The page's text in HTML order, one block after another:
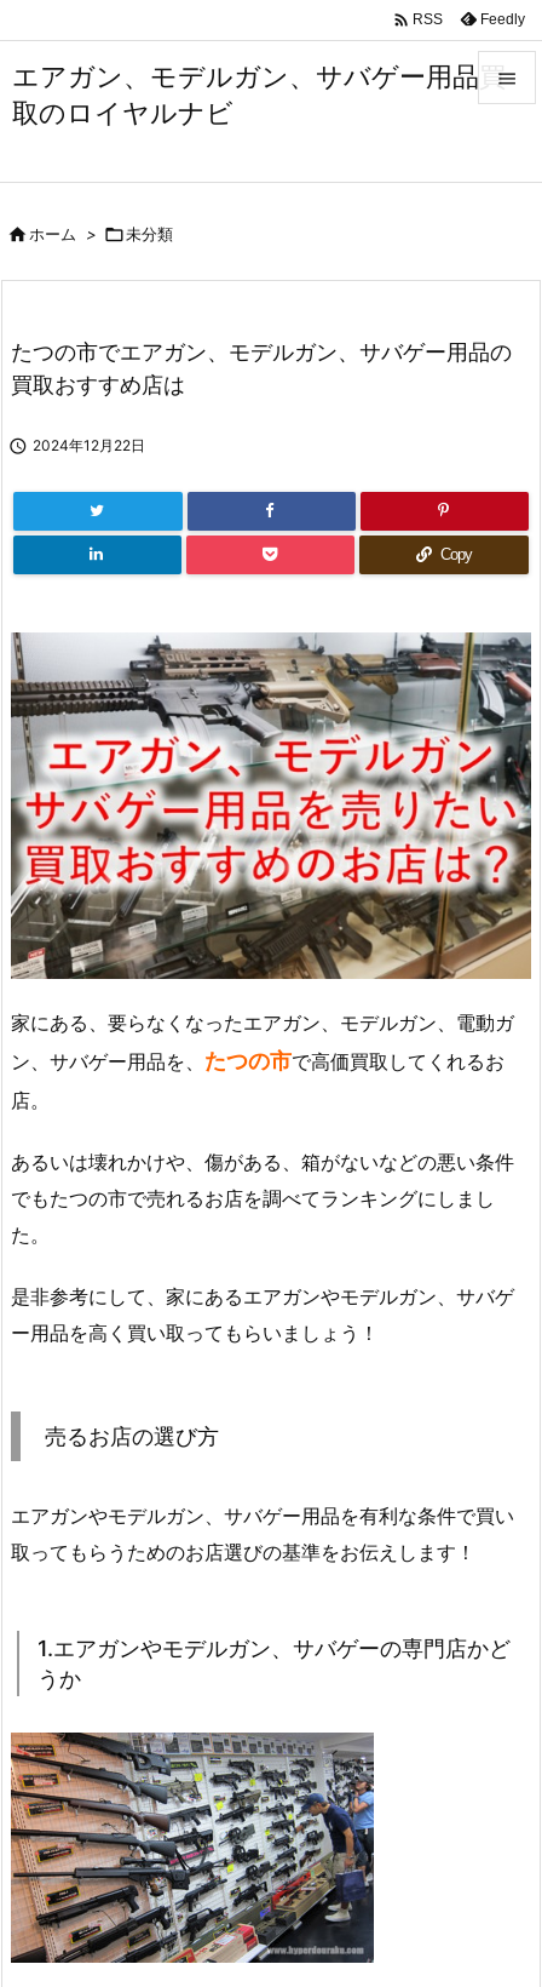
エアガン、モデルガン、サバゲー用品買
取のロイヤルナビ


前へ
 RSS Feedly
ホーム > 未分類
たつの市でエアガン、モデルガン、サバゲー用品の
買取おすすめ店は
 2024年12月22日
Copy
家にある、要らなくなったエアガン、モデルガン、電動ガ
ン、サバゲー用品を、 たつの市で高価買取してくれるお
店。
あるいは壊れかけや、傷がある、箱がないなどの悪い条件
でもたつの市で売れるお店を調べてランキングにしまし
た。
是非参考にして、家にあるエアガンやモデルガン、サバゲ
ー用品を高く買い取ってもらいましょう！
売るお店の選び方
エアガンやモデルガン、サバゲー用品を有利な条件で買い
取ってもらうためのお店選びの基準をお伝えします！
1.エアガンやモデルガン、サバゲーの専門店かど
うか